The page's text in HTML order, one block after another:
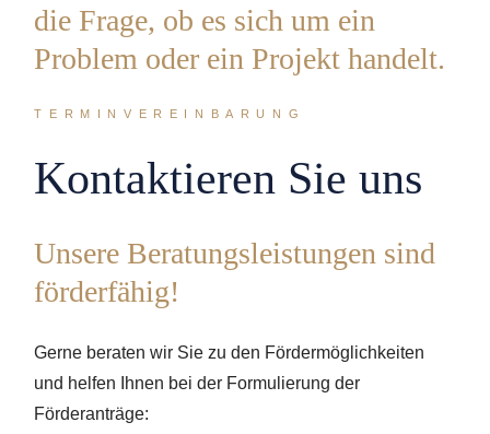
die Frage, ob es sich um ein
Problem oder ein Projekt handelt.
TERMINVEREINBARUNG
Kontaktieren Sie uns
Unsere Beratungsleistungen sind
förderfähig!
Gerne beraten wir Sie zu den Fördermöglichkeiten
und helfen Ihnen bei der Formulierung der
Förderanträge: